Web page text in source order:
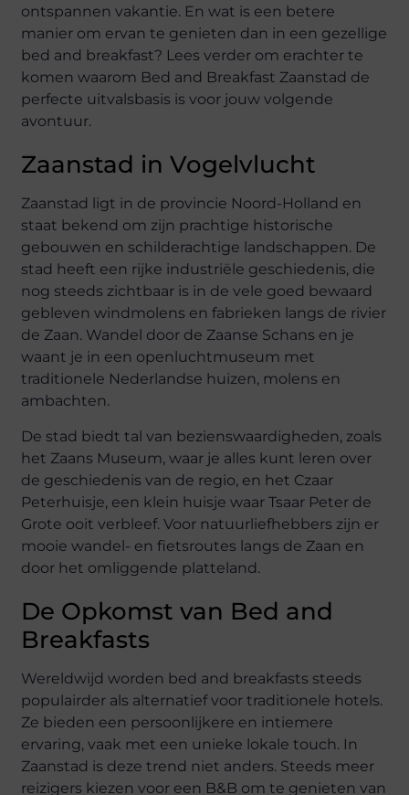
ontspannen vakantie. En wat is een betere
manier om ervan te genieten dan in een gezellige
bed and breakfast? Lees verder om erachter te
komen waarom Bed and Breakfast Zaanstad de
perfecte uitvalsbasis is voor jouw volgende
avontuur.
Zaanstad in Vogelvlucht
Zaanstad ligt in de provincie Noord-Holland en
staat bekend om zijn prachtige historische
gebouwen en schilderachtige landschappen. De
stad heeft een rijke industriële geschiedenis, die
nog steeds zichtbaar is in de vele goed bewaard
gebleven windmolens en fabrieken langs de rivier
de Zaan. Wandel door de Zaanse Schans en je
waant je in een openluchtmuseum met
traditionele Nederlandse huizen, molens en
ambachten.
De stad biedt tal van bezienswaardigheden, zoals
het Zaans Museum, waar je alles kunt leren over
de geschiedenis van de regio, en het Czaar
Peterhuisje, een klein huisje waar Tsaar Peter de
Grote ooit verbleef. Voor natuurliefhebbers zijn er
mooie wandel- en fietsroutes langs de Zaan en
door het omliggende platteland.
De Opkomst van Bed and
Breakfasts
Wereldwijd worden bed and breakfasts steeds
populairder als alternatief voor traditionele hotels.
Ze bieden een persoonlijkere en intiemere
ervaring, vaak met een unieke lokale touch. In
Zaanstad is deze trend niet anders. Steeds meer
reizigers kiezen voor een B&B om te genieten van